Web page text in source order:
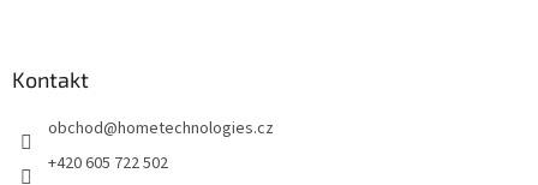
Kontakt
obchod@hometechnologies.cz
+420 605 722 502